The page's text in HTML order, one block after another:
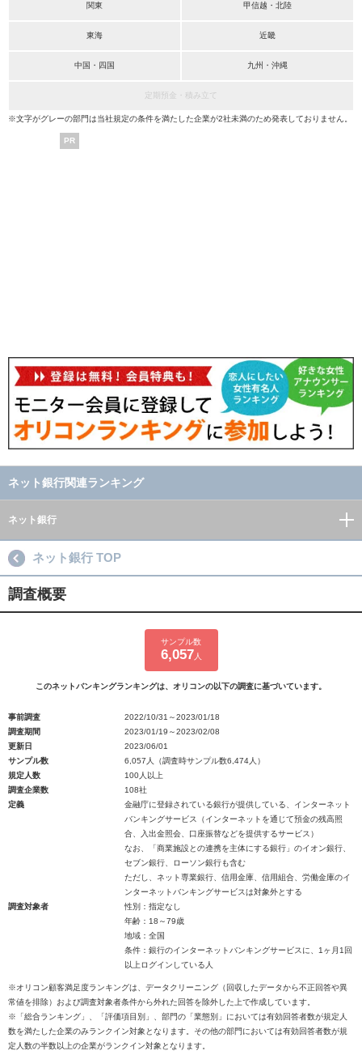
関東 甲信越・北陸
東海 近畿
中国・四国 九州・沖縄
定期預金・積み立て
※文字がグレーの部門は当社規定の条件を満たした企業が2社未満のため発表しておりません。
PR
ネット銀行関連ランキング
ネット銀行
ネット銀行 TOP
調査概要
サンプル数
6,057 人
このネットバンキングランキングは、オリコンの以下の調査に基づいています。
事前調査
2022/10/31～2023/01/18
調査期間
2023/01/19～2023/02/08
更新日
2023/06/01
サンプル数
6,057人（調査時サンプル数6,474人）
規定人数
100人以上
調査企業数
108社
定義
金融庁に登録されている銀行が提供している、インターネット
バンキングサービス（インターネットを通じて預金の残高照
合、入出金照会、口座振替などを提供するサービス）
なお、「商業施設との連携を主体にする銀行」のイオン銀行、
セブン銀行、ローソン銀行も含む
ただし、ネット専業銀行、信用金庫、信用組合、労働金庫のイ
ンターネットバンキングサービスは対象外とする
調査対象者
性別：指定なし
年齢：18～79歳
地域：全国
条件：銀行のインターネットバンキングサービスに、1ヶ月1回
以上ログインしている人
※オリコン顧客満足度ランキングは、データクリーニング（回収したデータから不正回答や異
常値を排除）および調査対象者条件から外れた回答を除外した上で作成しています。
※「総合ランキング」、「評価項目別」、部門の「業態別」においては有効回答者数が規定人
数を満たした企業のみランクイン対象となります。その他の部門においては有効回答者数が規
定人数の半数以上の企業がランクイン対象となります。